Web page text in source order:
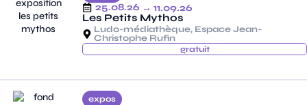
25.08.26 → 11.09.26
Les Petits Mythos
Ludo-médiathèque, Espace Jean-
Christophe Rufin
gratuit
expos